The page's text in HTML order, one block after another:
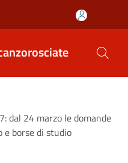
dal 24 marzo le domande
borse di studio